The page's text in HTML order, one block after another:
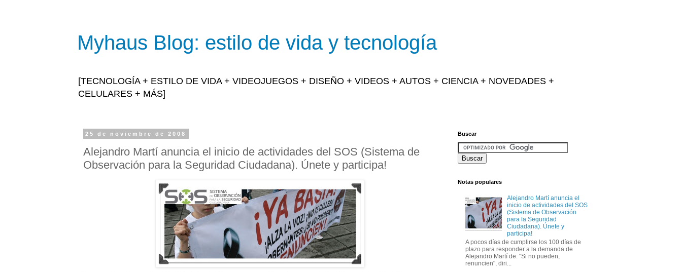
Myhaus Blog: estilo de vida y tecnología
[TECNOLOGÍA + ESTILO DE VIDA + VIDEOJUEGOS + DISEÑO + VIDEOS + AUTOS + CIENCIA + NOVEDADES +
CELULARES + MÁS]
25 de noviembre de 2008
Alejandro Martí anuncia el inicio de actividades del SOS (Sistema de
Observación para la Seguridad Ciudadana). Únete y participa!
Buscar
Notas populares
Alejandro Martí anuncia el
inicio de actividades del SOS
(Sistema de Observación
para la Seguridad
Ciudadana). Únete y
participa!
A pocos días de cumplirse los 100 días de
plazo para responder a la demanda de
Alejandro Martí de: "Si no pueden,
renuncien", diri...